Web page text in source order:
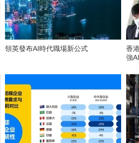
領英發布AI時代職場新公式
香
強